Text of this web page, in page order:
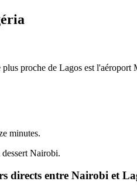
proche de Lagos est l'aéroport
minutes.
Nairobi.
directs entre Nairobi et